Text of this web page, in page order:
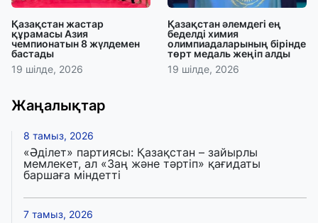
Қазақстан жастар
құрамасы Азия
чемпионатын 8 жүлдемен
бастады
19 шілде, 2026
Қазақстан әлемдегі ең
беделді химия
олимпиадаларының бірінде
төрт медаль жеңіп алды
19 шілде, 2026
Жаңалықтар
8 тамыз, 2026
«Әділет» партиясы: Қазақстан – зайырлы
мемлекет, ал «Заң және тәртіп» қағидаты
баршаға міндетті
7 тамыз, 2026